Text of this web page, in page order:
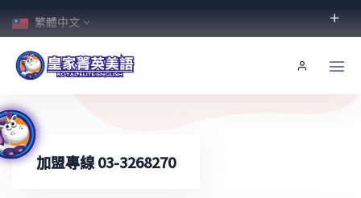
繁體中文
加盟專線 03-3268270